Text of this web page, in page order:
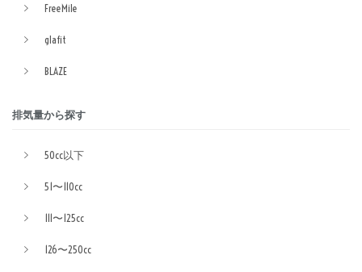
FreeMile
glafit
BLAZE
排気量から探す
50cc以下
51〜110cc
111〜125cc
126〜250cc